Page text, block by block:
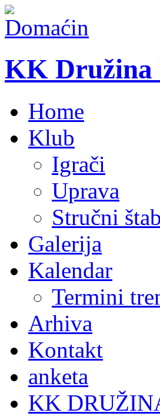
KK Družina
Home
Klub
Igrači
Uprava
Stručni štab
Galerija
Kalendar
Termini
Arhiva
Kontakt
anketa
KK